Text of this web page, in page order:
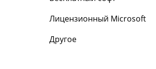
Лицензионный Microsoft
Другое